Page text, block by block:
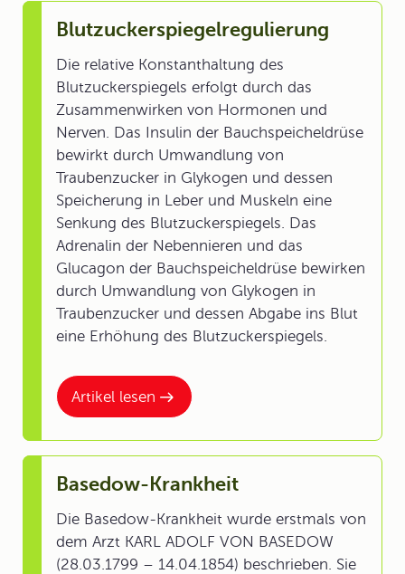
Artikel lesen
Blutzuckerspiegelregulierung
Die relative Konstanthaltung des
Blutzuckerspiegels erfolgt durch das
Zusammenwirken von Hormonen und
Nerven. Das Insulin der Bauchspeicheldrüse
bewirkt durch Umwandlung von
Traubenzucker in Glykogen und dessen
Speicherung in Leber und Muskeln eine
Senkung des Blutzuckerspiegels. Das
Adrenalin der Nebennieren und das
Glucagon der Bauchspeicheldrüse bewirken
durch Umwandlung von Glykogen in
Traubenzucker und dessen Abgabe ins Blut
eine Erhöhung des Blutzuckerspiegels.
Basedow-Krankheit
Die Basedow-Krankheit wurde erstmals von
dem Arzt KARL ADOLF VON BASEDOW
(28.03.1799 – 14.04.1854) beschrieben. Sie